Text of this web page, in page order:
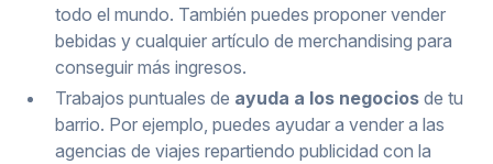
todo el mundo. También puedes proponer vender
bebidas y cualquier artículo de merchandising para
conseguir más ingresos.
Trabajos puntuales de ayuda a los negociosde tu
barrio. Por ejemplo, puedes ayudar a vender a las
agencias de viajes repartiendo publicidad con la